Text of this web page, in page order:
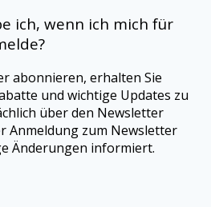
ich, wenn ich mich für
abonnieren, erhalten Sie
und wichtige Updates zu
über den Newsletter
Anmeldung zum Newsletter
Änderungen informiert.